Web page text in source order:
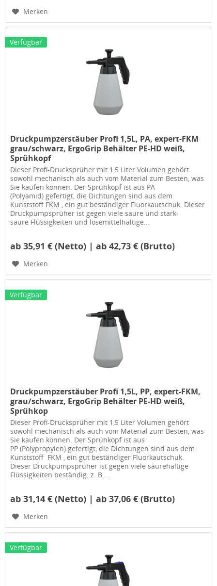
Merken
Verfügbar
Druckpumpzerstäuber Profi 1,5L, PA, expert-FKM
grau/schwarz, ErgoGrip Behälter PE-HD weiß,
Sprühkopf
Dieser Profi-Drucksprüher mit 1,5 Liter Volumen gehört
sowohl mechanisch als auch vom Material zum Besten, was
Sie kaufen können. Der Sprühkopf ist aus PA
(Polyamid) gefertigt, die Dichtungen sind aus dem
Kunststoff FKM , ein gut beständiger Fluorkautschuk. Dieser
Druckpumpsprüher ist gegen viele saure und stark-
saure Flüssigkeiten und lösemittelhaltige...
ab 35,91 € (Netto) | ab 42,73 € (Brutto)
Merken
Verfügbar
Druckpumpzerstäuber Profi 1,5L, PP, expert-FKM,
grau/schwarz, ErgoGrip Behälter PE-HD weiß,
Sprühkop
Dieser Profi-Drucksprüher mit 1,5 Liter Volumen gehört
sowohl mechanisch als auch vom Material zum Besten, was
Sie kaufen können. Der Sprühkopf ist aus
PP (Polypropylen) gefertigt, die Dichtungen sind aus dem
Kunststoff FKM , ein gut beständiger Fluorkautschuk.
Dieser Druckpumpsprüher ist gegen viele säurehaltige
Flüssigkeiten beständig. z. B....
ab 31,14 € (Netto) | ab 37,06 € (Brutto)
Merken
Verfügbar